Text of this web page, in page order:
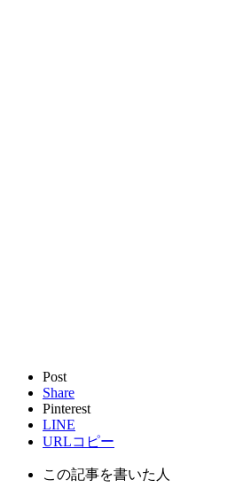
Post
Share
Pinterest
LINE
URLコピー
この記事を書いた人